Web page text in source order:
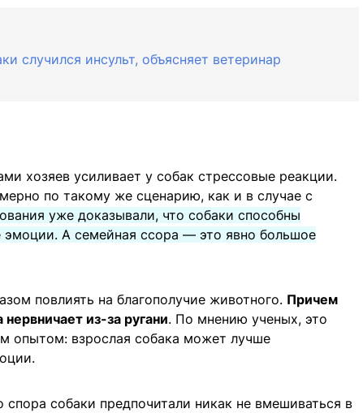
случился инсульт, объясняет ветеринар
хозяев усиливает у собак стрессовые реакции.
по такому же сценарию, как и в случае с
уже доказывали, что собаки способны
эмоции. А семейная ссора — это явно большое
повлиять на благополучие животного. Причем
из-за ругани. По мнению ученых, это
опытом: взрослая собака может лучше
собаки предпочитали никак не вмешиваться в